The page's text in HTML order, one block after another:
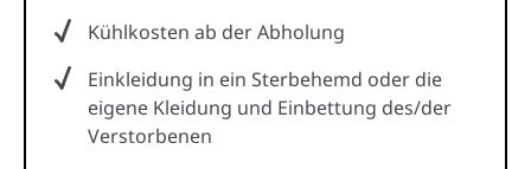
Kühlkosten ab der Abholung
Einkleidung in ein Sterbehemd oder die
eigene Kleidung und Einbettung des/der
Verstorbenen